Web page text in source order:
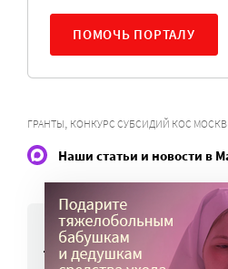
ПОМОЧЬ ПОРТАЛУ
ГРАНТЫ, КОНКУРС СУБСИДИЙ КОС
Наши статьи и новости в
НОВОСТИ